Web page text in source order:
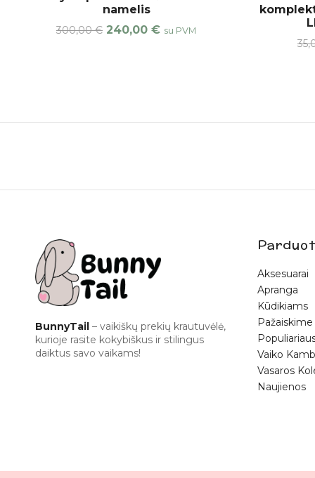
namelis
300,00€ 240,00 € su PVM
BunnyTail – vaikiškų prekių krautuvėlė,
kurioje rasite kokybiškus ir stilingus
daiktus savo vaikams!
Aksesuarai
Apranga
Kūdikiams
Pažaiskime
Vaiko
Vasaros
Naujienos